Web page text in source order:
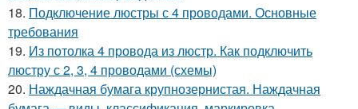
18. Подключение люстры с 4 проводами. Основные
требования
19. Из потолка 4 провода из люстр. Как подключить
люстру с 2, 3, 4 проводами (схемы)
20. Наждачная бумага крупнозернистая. Наждачная